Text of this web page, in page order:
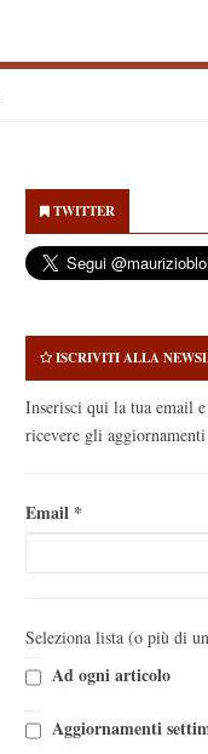
Sidebar
TWITTER
ISCRIVITI ALLA
Inserisci qui la tua email
ricevere gli aggiornamenti
Email *
Seleziona lista (o più di
Ad ogni articolo
Aggiornamenti